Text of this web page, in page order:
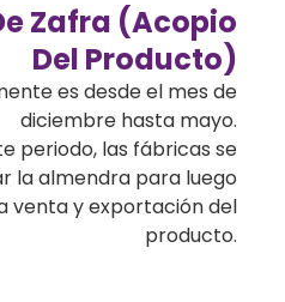
Zafra (acopio
Del Producto)
es desde el mes de
diciembre hasta mayo.
periodo, las fábricas se
la almendra para luego
venta y exportación del
producto.